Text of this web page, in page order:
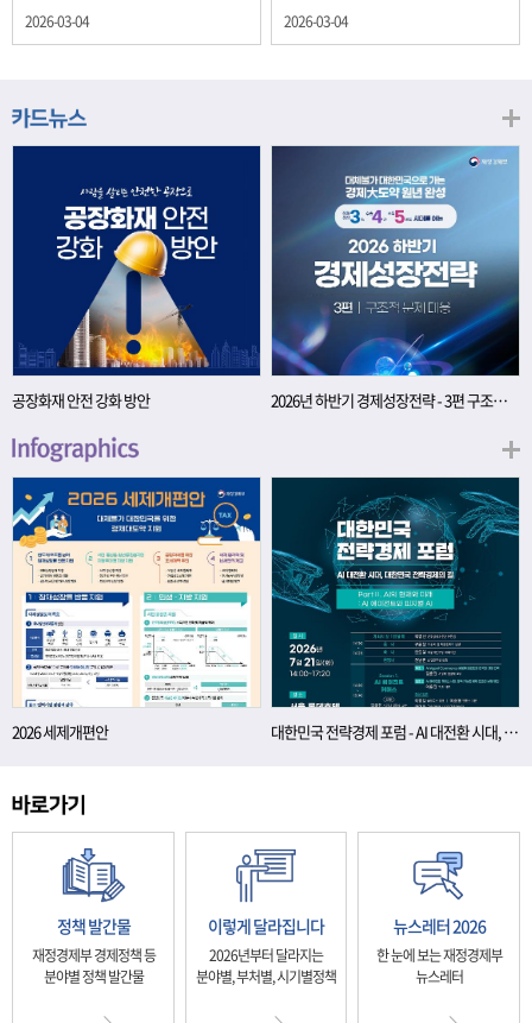
래를 준비하는 첫 걸음이기도 합니다. 입학
니다. 배움이 쌓이는 시간, 인적자본 학교에
지식, 친구들과의 협업, 다양한 활동 속에서
얻는 문제 해결 경험은 모두 개인의 역량으
로 축적됩니다. 경제학에서는 이.......
2026-03-04
을 보이고 있는 개인투자용 국채를 3월에는
20년물 300억원입니다. 그렇다면 3월 개인
까요?? 보기 ① 1,600억원 ② 1,700억원 ③
1,800억원 ④ 2,000억원 이벤트 안내 응모
기간: 2026년 3월 4일(수) ~ 3월 9일(월) 경
품: 커피쿠폰 (60명) 참여.......
2026-03-04
공장화재 안전 강화 방안 2026년 하반기 경제성장전략 - 3편 구조적 문제 대응
2026 세제개편안 대한민국 전략경제 포럼 - AI 대전환 시대, 대한민국 전략경제의 길
정책 발간물
재정경제부 경제정책 등
분야별 정책 발간물
이렇게 달라집니다
2026년부터 달라지는
분야별, 부처별, 시기별정책
뉴스레터 2026
한 눈에 보는 재정경제부
뉴스레터